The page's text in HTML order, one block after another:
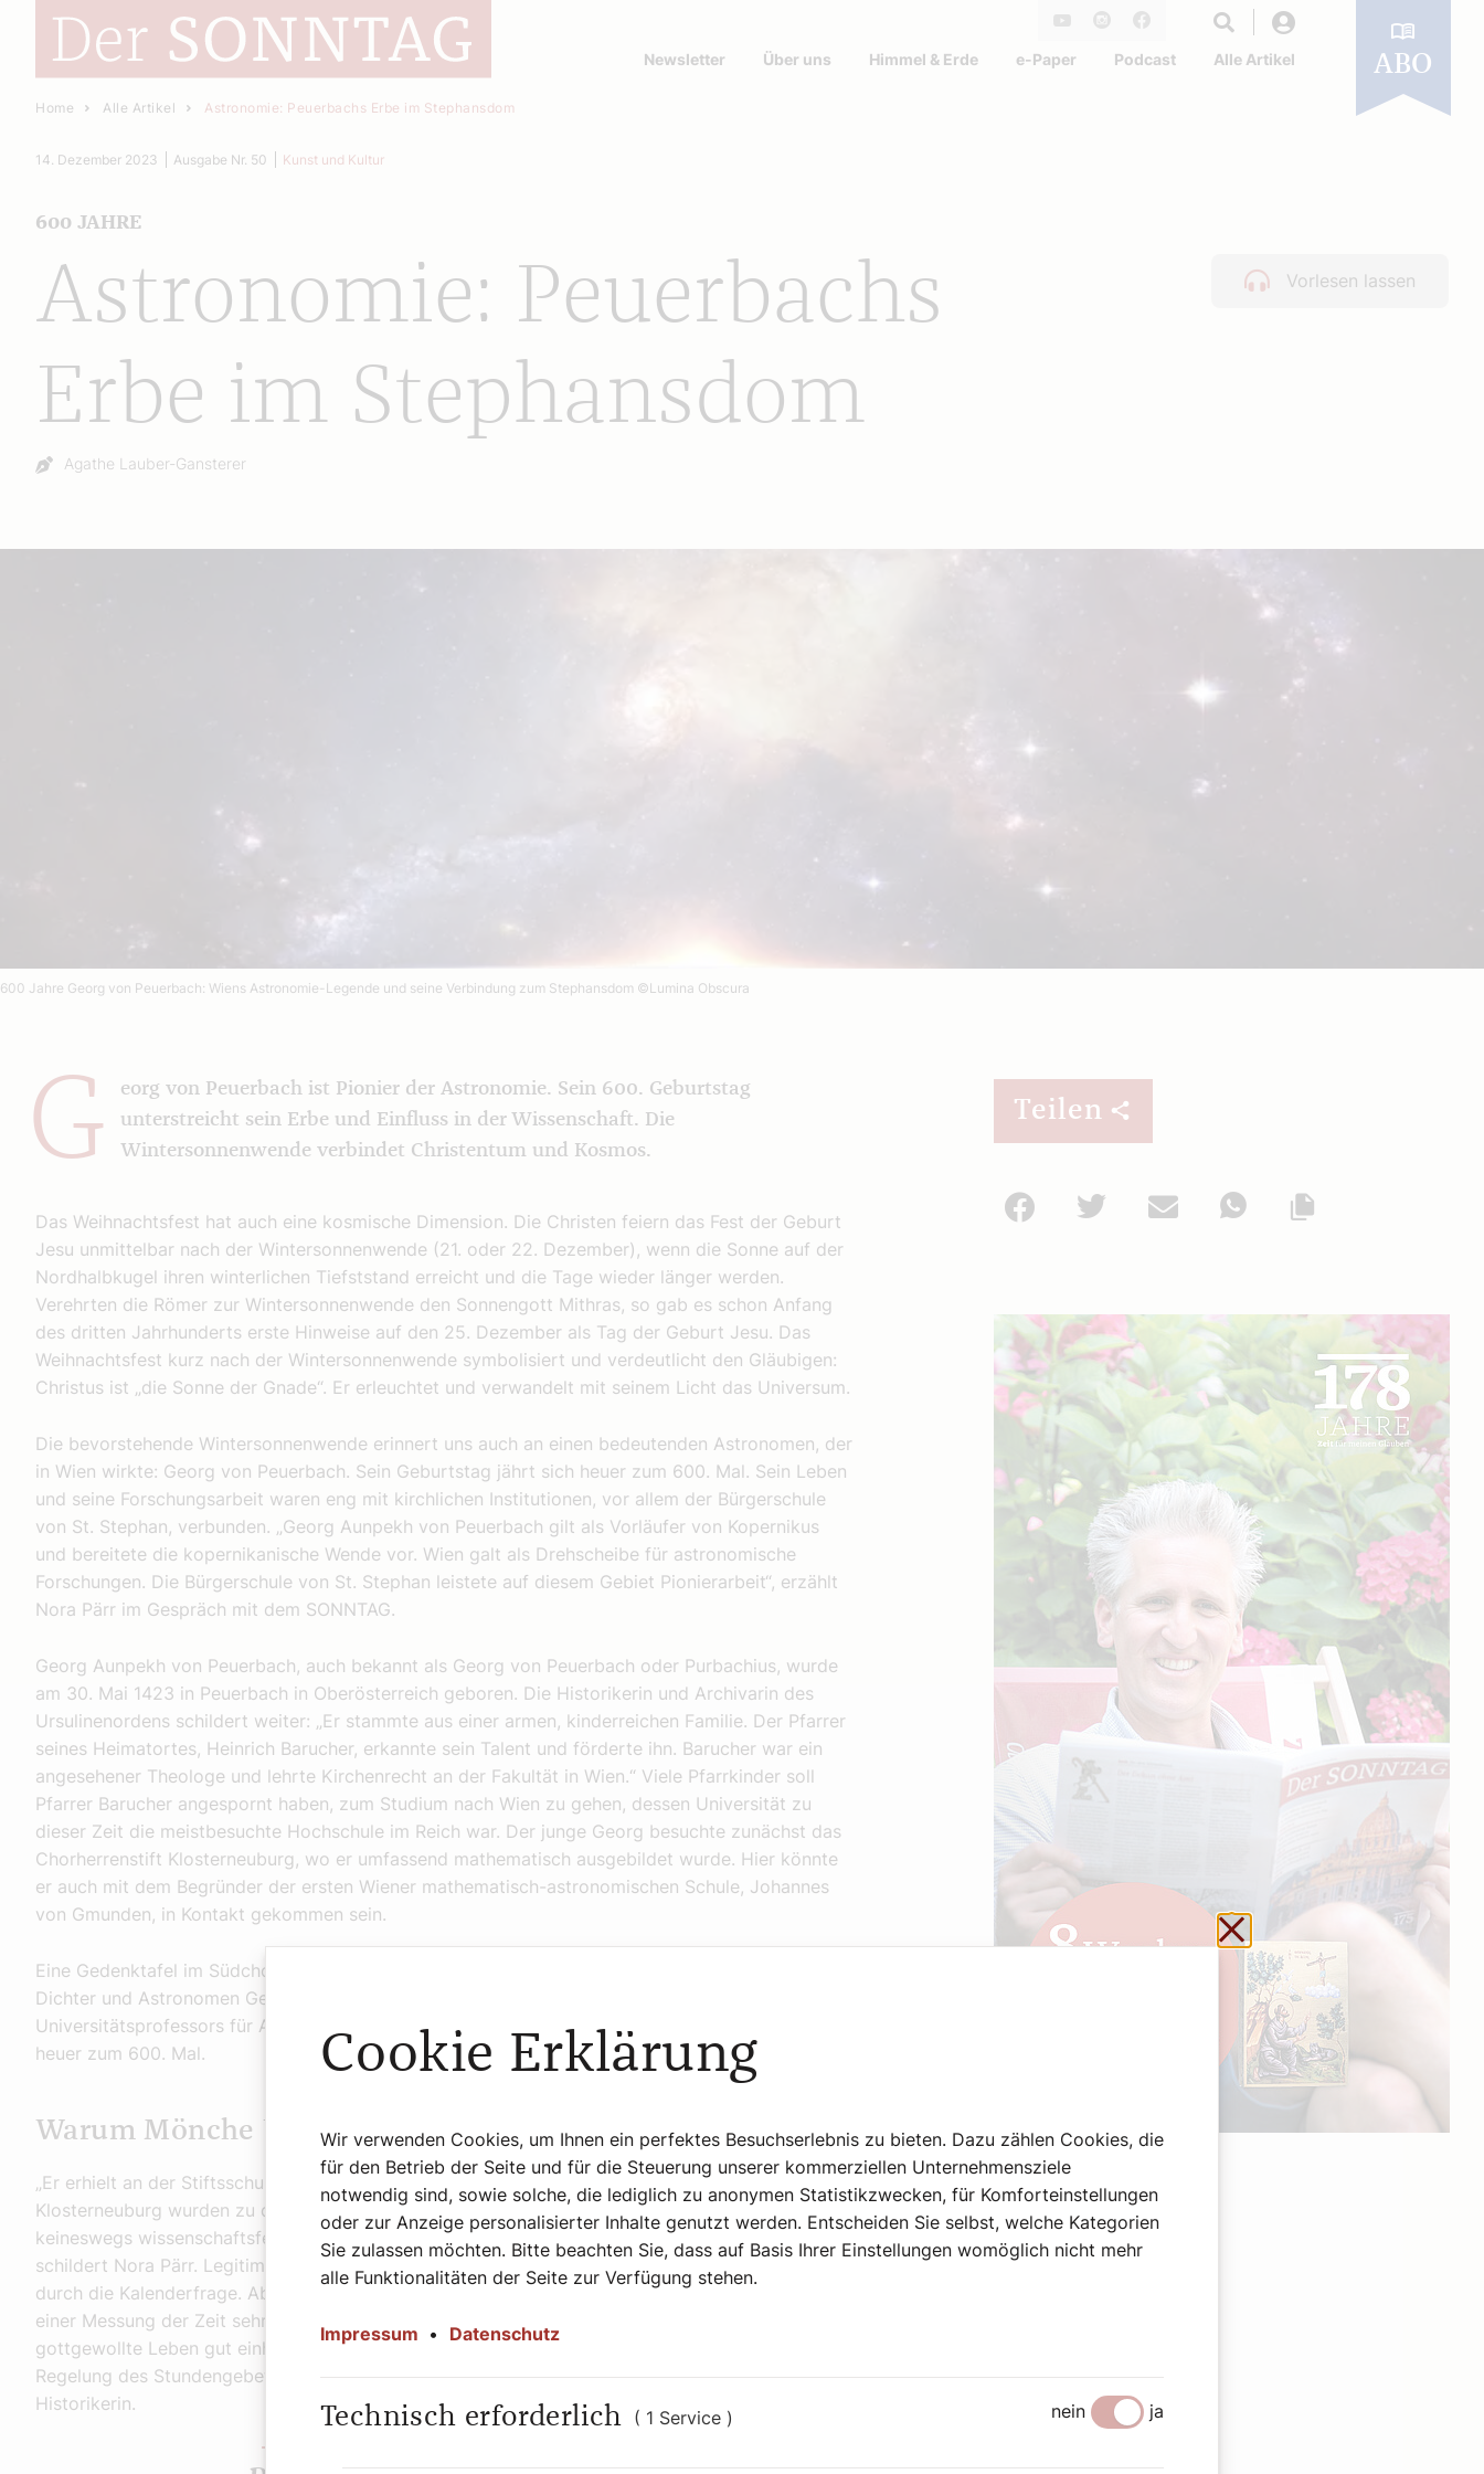
Facebook
Newsletter Über uns Himmel & Erde e-Paper Podcast Alle Artikel ABO
Home Alle Artikel Astronomie: Peuerbachs Erbe im Stephansdom
Vorlesen lassen
Astronomie: Peuerbachs
Erbe im Stephansdom
600 JAHRE
14. Dezember 2023 Ausgabe Nr. 50 Kunst und Kultur
Autor:
Agathe Lauber-Gansterer
600 Jahre Georg von Peuerbach: Wiens Astronomie-Legende und seine Verbindung zum Stephansdom ©Lumina Obscura
G
eorg von Peuerbach ist Pionier der Astronomie. Sein 600. Geburtstag
unterstreicht sein Erbe und Einfluss in der Wissenschaft. Die
Wintersonnenwende verbindet Christentum und Kosmos.
Das Weihnachtsfest hat auch eine kosmische Dimension. Die Christen feiern das Fest der Geburt
Jesu unmittelbar nach der Wintersonnenwende (21. oder 22. Dezember), wenn die Sonne auf der
Nordhalbkugel ihren winterlichen Tiefststand erreicht und die Tage wieder länger werden.
Verehrten die Römer zur Wintersonnenwende den Sonnengott Mithras, so gab es schon Anfang
des dritten Jahrhunderts erste Hinweise auf den 25. Dezember als Tag der Geburt Jesu. Das
Weihnachtsfest kurz nach der Wintersonnenwende symbolisiert und verdeutlicht den Gläubigen:
Christus ist „die Sonne der Gnade“. Er erleuchtet und verwandelt mit seinem Licht das Universum.
Die bevorstehende Wintersonnenwende erinnert uns auch an einen bedeutenden Astronomen, der
in Wien wirkte: Georg von Peuerbach. Sein Geburtstag jährt sich heuer zum 600. Mal. Sein Leben
und seine Forschungsarbeit waren eng mit kirchlichen Institutionen, vor allem der Bürgerschule
von St. Stephan, verbunden. „Georg Aunpekh von Peuerbach gilt als Vorläufer von Kopernikus
und bereitete die kopernikanische Wende vor. Wien galt als Drehscheibe für astronomische
Forschungen. Die Bürgerschule von St. Stephan leistete auf diesem Gebiet Pionierarbeit“, erzählt
Nora Pärr im Gespräch mit dem SONNTAG.
Georg Aunpekh von Peuerbach, auch bekannt als Georg von Peuerbach oder Purbachius, wurde
am 30. Mai 1423 in Peuerbach in Oberösterreich geboren. Die Historikerin und Archivarin des
Ursulinenordens schildert weiter: „Er stammte aus einer armen, kinderreichen Familie. Der Pfarrer
seines Heimatortes, Heinrich Barucher, erkannte sein Talent und förderte ihn. Barucher war ein
angesehener Theologe und lehrte Kirchenrecht an der Fakultät in Wien.“ Viele Pfarrkinder soll
Pfarrer Barucher angespornt haben, zum Studium nach Wien zu gehen, dessen Universität zu
dieser Zeit die meistbesuchte Hochschule im Reich war. Der junge Georg besuchte zunächst das
Chorherrenstift Klosterneuburg, wo er umfassend mathematisch ausgebildet wurde. Hier könnte
er auch mit dem Begründer der ersten Wiener mathematisch-astronomischen Schule, Johannes
von Gmunden, in Kontakt gekommen sein.
Eine Gedenktafel im Südchor des Wiener Stephansdomes erinnert noch heute an den Humanisten,
Dichter und Astronomen Georg von Peuerbach (1423–1461). Der Geburtstag des weltweit ersten
Universitätsprofessors für Astronomie und Hofastronomen von Kaiser Friedrich III. jährt sich
heuer zum 600. Mal.
Warum Mönche Uhren brauchten
„Er erhielt an der Stiftsschule Klosterneuburg eine umfassende Basisausbildung. In Stift
Klosterneuburg wurden zu der Zeit die Naturwissenschaften sehr gefördert, die Kirche war hier
keineswegs wissenschaftsfeindlich, auch Kartographie und Astronomie wurden betrieben“,
schildert Nora Pärr. Legitimiert wurden die intensiven astronomischen Forschungen zum einen
durch die Kalenderfrage. Aber auch für die Einhaltung des Stundengebetes waren die Klöster an
einer Messung der Zeit sehr interessiert. „Die Messung der Zeit war sehr wichtig, um das
gottgewollte Leben gut einhalten zu können. Am Tag wurde mit Sonnenuhren gemessen. Für die
Regelung des Stundengebetes in der Nacht gab es Wasseruhren und Kerzenuhren“, schildert die
Historikerin.
Teilen
Facebook
Twitter Mail
WhatsApp
Werbung
Schließen ohne zu
Cookie Erklärung
Wir verwenden Cookies, um Ihnen ein perfektes Besuchserlebnis zu bieten. Dazu zählen Cookies, die
für den Betrieb der Seite und für die Steuerung unserer kommerziellen Unternehmensziele
notwendig sind, sowie solche, die lediglich zu anonymen Statistikzwecken, für Komforteinstellungen
oder zur Anzeige personalisierter Inhalte genutzt werden. Entscheiden Sie selbst, welche Kategorien
Sie zulassen möchten. Bitte beachten Sie, dass auf Basis Ihrer Einstellungen womöglich nicht mehr
alle Funktionalitäten der Seite zur Verfügung stehen.
Impressum • Datenschutz
Technisch erforderlich ( 1 Service ) nein ja